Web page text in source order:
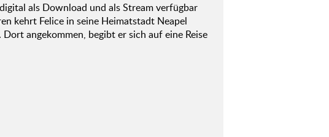
digital als Download und als Stream verfügbar
kehrt Felice in seine Heimatstadt Neapel
angekommen, begibt er sich auf eine Reise